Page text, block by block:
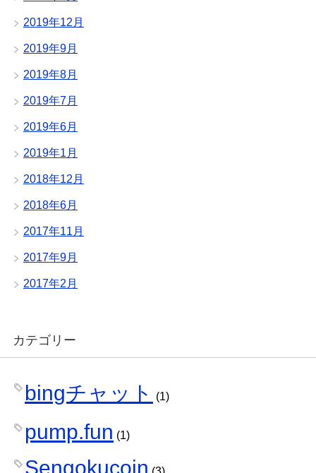
2019年12月
2019年9月
2019年8月
2019年7月
2019年6月
2019年1月
2018年12月
2018年6月
2017年11月
2017年9月
2017年2月
カテゴリー
bingチャット (1)
pump.fun (1)
Sengokucoin